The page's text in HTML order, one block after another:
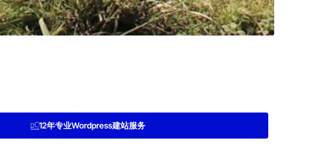
12年专业Wordpress建站服务